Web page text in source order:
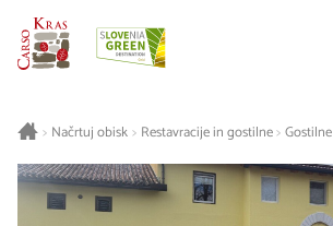
> Načrtuj obisk> Restavracije in gostilne>Gostilne